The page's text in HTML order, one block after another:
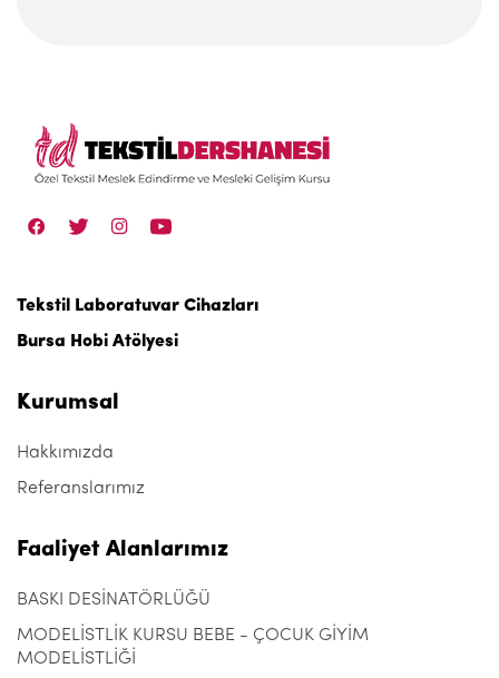
Tekstil Laboratuvar Cihazları
Bursa Hobi Atölyesi
Kurumsal
Hakkımızda
Referanslarımız
Faaliyet Alanlarımız
BASKI DESİNATÖRLÜĞÜ
MODELİSTLİK KURSU BEBE - ÇOCUK GİYİM
MODELİSTLİĞİ